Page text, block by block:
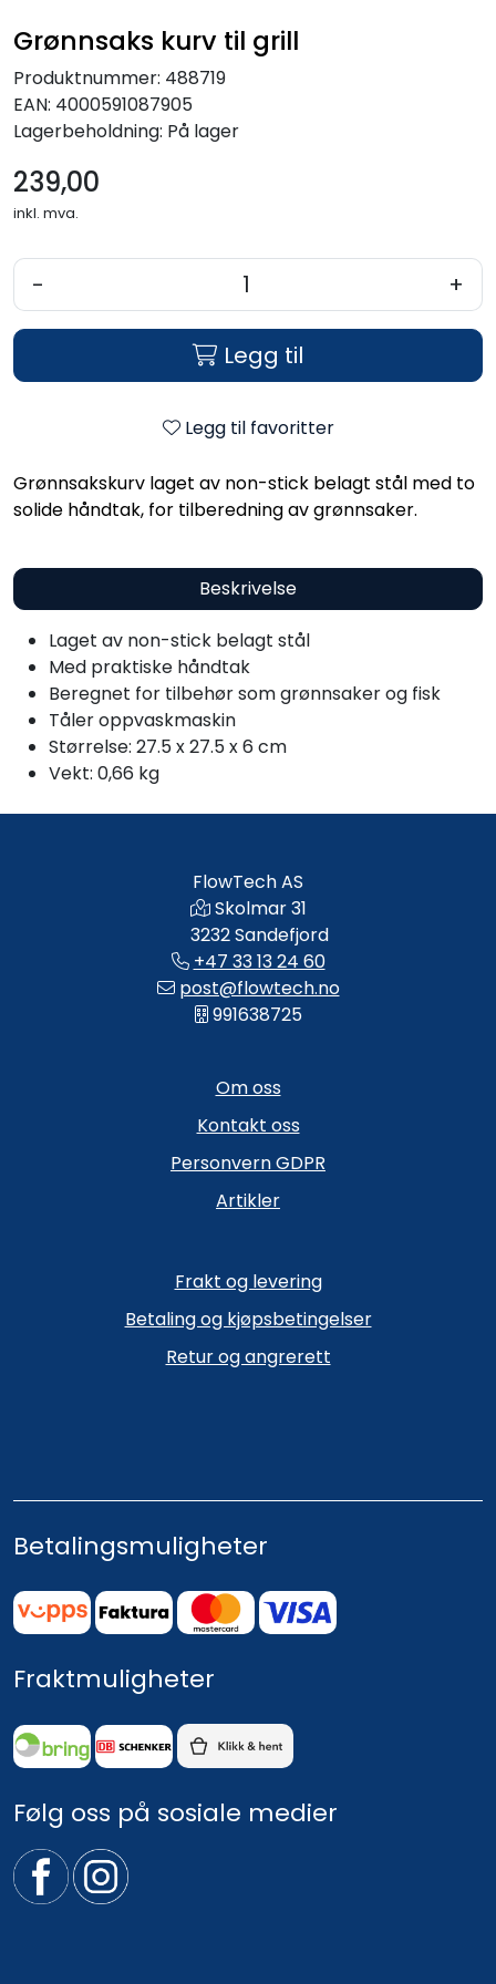
Grønnsaks kurv til grill
Produktnummer: 488719
EAN: 4000591087905
Lagerbeholdning: På lager
239,00
inkl. mva.
- +
Legg til
Legg til favoritter
Grønnsakskurv laget av non-stick belagt stål med to
solide håndtak, for tilberedning av grønnsaker.
Beskrivelse
Laget av non-stick belagt stål
Med praktiske håndtak
Beregnet for tilbehør som grønnsaker og fisk
Tåler oppvaskmaskin
Størrelse: 27.5 x 27.5 x 6 cm
Vekt: 0,66 kg
Betalingsmuligheter
Fraktmuligheter
Følg oss på sosiale medier
FlowTech AS
Skolmar 31
3232 Sandefjord
+47 33 13 24 60
post@flowtech.no
991638725
Om oss
Kontakt oss
Personvern GDPR
Artikler
Frakt og levering
Betaling og kjøpsbetingelser
Retur og angrerett
Artikler
Alle produkter